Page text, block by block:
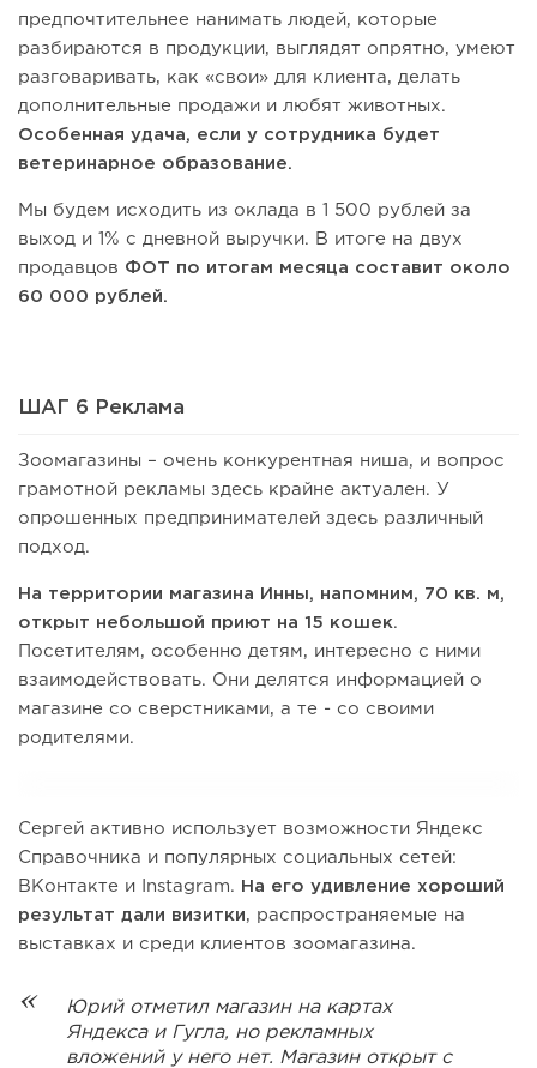
предпочтительнее нанимать людей, которые
разбираются в продукции, выглядят опрятно, умеют
разговаривать, как «свои» для клиента, делать
дополнительные продажи и любят животных.
Особенная удача, если у сотрудника будет
ветеринарное образование.
Мы будем исходить из оклада в 1 500 рублей за
выход и 1% с дневной выручки. В итоге на двух
продавцов ФОТ по итогам месяца составит около
60 000 рублей.
ШАГ 6 Реклама
Зоомагазины – очень конкурентная ниша, и вопрос
грамотной рекламы здесь крайне актуален. У
опрошенных предпринимателей здесь различный
подход.
На территории магазина Инны, напомним, 70 кв. м,
открыт небольшой приют на 15 кошек.
Посетителям, особенно детям, интересно с ними
взаимодействовать. Они делятся информацией о
магазине со сверстниками, а те - со своими
родителями.
Сергей активно использует возможности Яндекс
Справочника и популярных социальных сетей:
ВКонтакте и Instagram.
На его удивление хороший
результат дали визитки, распространяемые на
выставках и среди клиентов зоомагазина.
Юрий отметил магазин на картах
Яндекса и Гугла, но рекламных
вложений у него нет. Магазин открыт с